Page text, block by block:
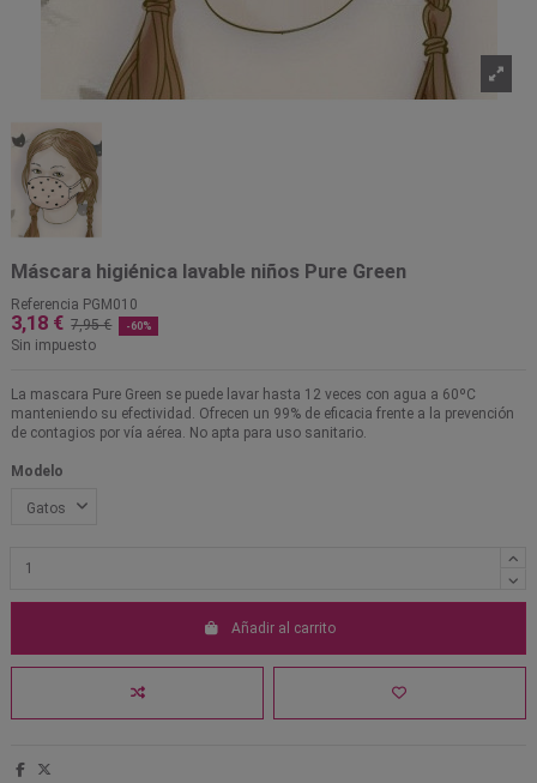
Máscara higiénica lavable niños Pure Green
Referencia PGM010
3,18 € 7,95 € -60%
Sin impuesto
La mascara Pure Green se puede lavar hasta 12 veces con agua a 60ºC
manteniendo su efectividad. Ofrecen un 99% de eficacia frente a la prevención
de contagios por vía aérea. No apta para uso sanitario.
Modelo
Añadir al carrito